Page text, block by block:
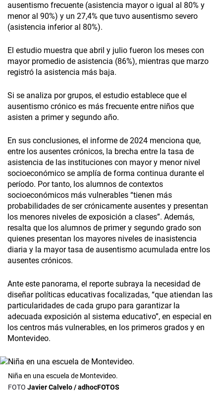
ausentismo frecuente (asistencia mayor o igual al 80% y
menor al 90%) y un 27,4% que tuvo ausentismo severo
(asistencia inferior al 80%).
El estudio muestra que abril y julio fueron los meses con
mayor promedio de asistencia (86%), mientras que marzo
registró la asistencia más baja.
Si se analiza por grupos, el estudio establece que el
ausentismo crónico es más frecuente entre niños que
asisten a primer y segundo año.
En sus conclusiones, el informe de 2024 menciona que,
entre los ausentes crónicos, la brecha entre la tasa de
asistencia de las instituciones con mayor y menor nivel
socioeconómico se amplía de forma continua durante el
período. Por tanto, los alumnos de contextos
socioeconómicos más vulnerables “tienen más
probabilidades de ser crónicamente ausentes y presentan
los menores niveles de exposición a clases”. Además,
resalta que los alumnos de primer y segundo grado son
quienes presentan los mayores niveles de inasistencia
diaria y la mayor tasa de ausentismo acumulada entre los
ausentes crónicos.
Ante este panorama, el reporte subraya la necesidad de
diseñar políticas educativas focalizadas, “que atiendan las
particularidades de cada grupo para garantizar la
adecuada exposición al sistema educativo”, en especial en
los centros más vulnerables, en los primeros grados y en
Montevideo.
Niña en una escuela de Montevideo.
Javier Calvelo / adhocFOTOS